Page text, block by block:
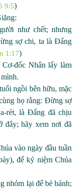
9:5)
như chết; nhưng
sợ chi, ta là Đấng
1:17)
Cơ-đốc Nhân lấy làm
ngồi bên hữu, mặc
họ rằng: Đừng sợ
rét, là Đấng đã chịu
đây; hãy xem nơi đã
vào ngày đầu tuần
để kỷ niệm Chúa
nhóm lại để bẻ bánh;